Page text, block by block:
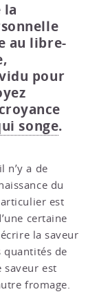
la
au libre-
pour
songe.
n’y a de
du
est
certaine
la saveur
quantités de
saveur est
fromage.